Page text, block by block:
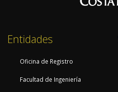
Entidades
Oficina de Registro
Facultad de Ingeniería